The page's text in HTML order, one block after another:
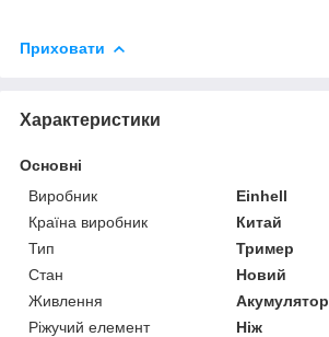
Приховати
Характеристики
Основні
Виробник
Einhell
Країна виробник
Китай
Тип
Тример
Стан
Новий
Живлення
Акумулятор
Ріжучий елемент
Ніж